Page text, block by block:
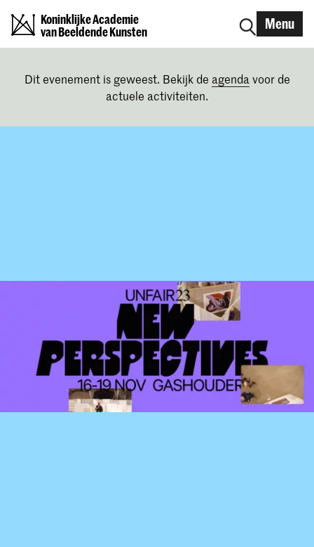
Koninklijke Academie
van Beeldende Kunsten
Menu
Dit evenement is geweest. Bekijk de agenda voor de
actuele activiteiten.